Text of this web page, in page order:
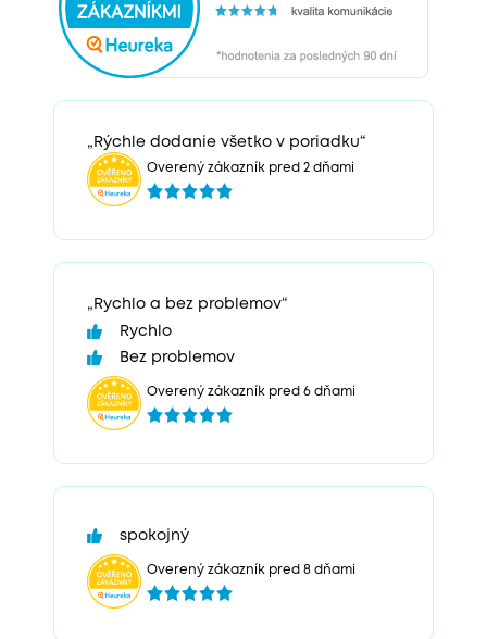
„Rýchle dodanie všetko v poriadku“
Overený zákazník pred 2 dňami
„Rychlo a bez problemov“
Rychlo
Bez problemov
Overený zákazník pred 6 dňami
spokojný
Overený zákazník pred 8 dňami